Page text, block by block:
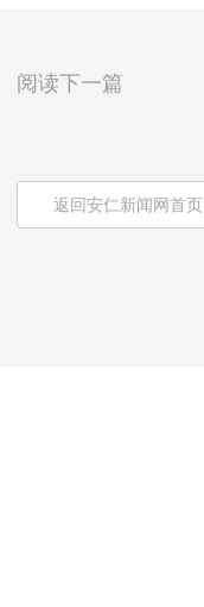
阅读下一篇
返回安仁新闻网首页